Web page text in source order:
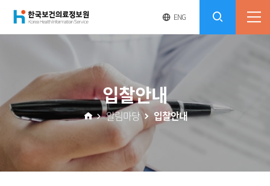
(재)
보
건
의
ENG영
사
기
전
기
전
체
입찰안내
알림마당 입찰안내